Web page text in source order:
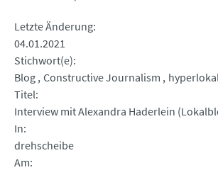
Letzte Änderung
04.01.2021
Stichwort(e)
Blog Constructive Journalism
Titel
Interview mit Alexandra Haderlein
In
drehscheibe
Am